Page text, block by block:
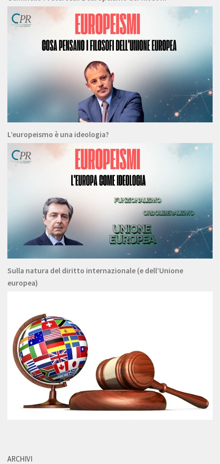
L’europeismo è una ideologia?
Sulla natura del diritto internazionale (e dell’Unione
europea)
ARCHIVI